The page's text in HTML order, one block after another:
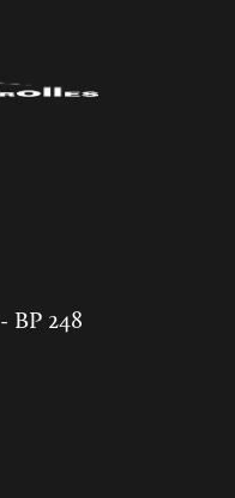
- BP 248